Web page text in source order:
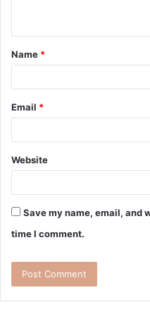
Name *
Email *
Website
Save my name, email, and
time I comment.